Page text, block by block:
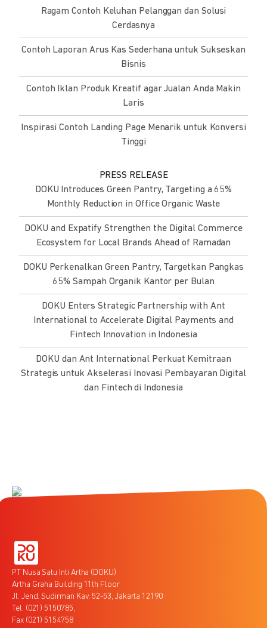
Ragam Contoh Keluhan Pelanggan dan Solusi
Cerdasnya
Contoh Laporan Arus Kas Sederhana untuk Sukseskan
Bisnis
Contoh Iklan Produk Kreatif agar Jualan Anda Makin
Laris
Inspirasi Contoh Landing Page Menarik untuk Konversi
Tinggi
PRESS RELEASE
DOKU Introduces Green Pantry, Targeting a 65%
Monthly Reduction in Office Organic Waste
DOKU and Expatify Strengthen the Digital Commerce
Ecosystem for Local Brands Ahead of Ramadan
DOKU Perkenalkan Green Pantry, Targetkan Pangkas
65% Sampah Organik Kantor per Bulan
DOKU Enters Strategic Partnership with Ant
International to Accelerate Digital Payments and
Fintech Innovation in Indonesia
DOKU dan Ant International Perkuat Kemitraan
Strategis untuk Akselerasi Inovasi Pembayaran Digital
dan Fintech di Indonesia
PT Nusa Satu Inti Artha (DOKU)
Artha Graha Building 11th Floor
Jl. Jend. Sudirman Kav. 52-53, Jakarta 12190
Tel. (021) 5150785,
Fax (021) 5154758